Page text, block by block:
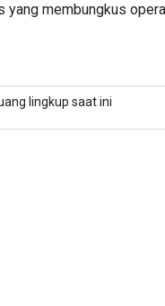
membungkus
lingkup saat ini